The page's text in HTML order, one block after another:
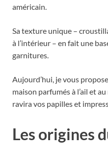
américain.
Sa texture unique –
à l’intérieur – en fait une
garnitures.
Aujourd’hui, je vous
maison parfumés à l’ail et
ravira vos papilles et
Les origines